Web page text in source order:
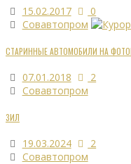
15.02.2017
0
Совавтопром
СТАРИННЫЕ АВТОМОБИЛИ НА
07.01.2018
2
Совавтопром
ЗИЛ
19.03.2024
2
Совавтопром